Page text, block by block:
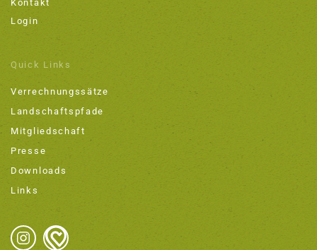
Kontakt
Login
Quick Links
Verrechnungssätze
Landschaftspfade
Mitgliedschaft
Presse
Downloads
Links